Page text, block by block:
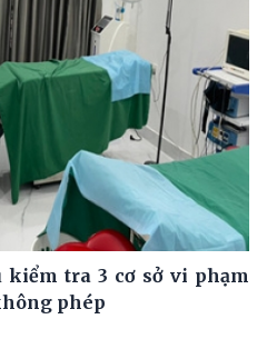
kiểm tra 3 cơ sở vi phạm
phép